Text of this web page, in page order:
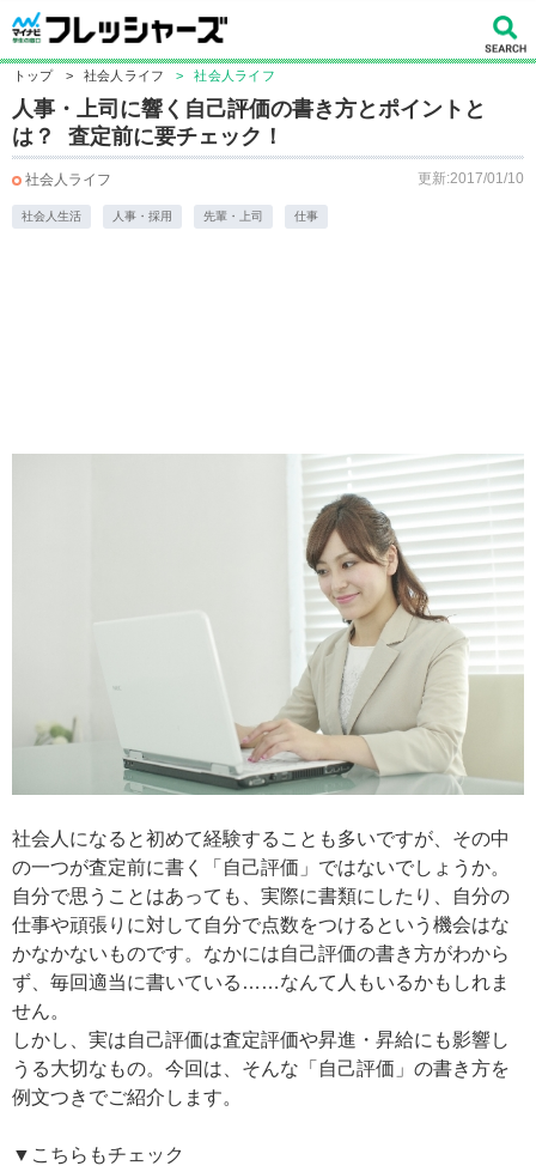
トップ > 社会人ライフ > 社会人ライフ
人事・上司に響く自己評価の書き方とポイントと
は？ 査定前に要チェック！
社会人ライフ 更新:2017/01/10
社会人生活 人事・採用 先輩・上司 仕事
社会人になると初めて経験することも多いですが、その中
の一つが査定前に書く「自己評価」ではないでしょうか。
自分で思うことはあっても、実際に書類にしたり、自分の
仕事や頑張りに対して自分で点数をつけるという機会はな
かなかないものです。なかには自己評価の書き方がわから
ず、毎回適当に書いている……なんて人もいるかもしれま
せん。
しかし、実は自己評価は査定評価や昇進・昇給にも影響し
うる大切なもの。今回は、そんな「自己評価」の書き方を
例文つきでご紹介します。
▼こちらもチェック